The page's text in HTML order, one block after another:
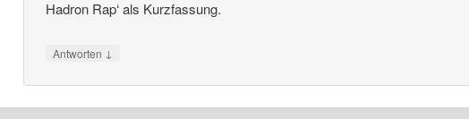
Hadron Rap‘ als Kurzfassung.
Antworten ↓